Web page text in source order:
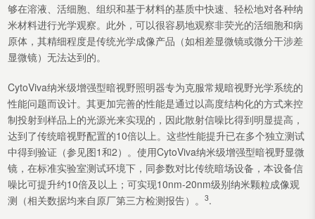
够在溶液、活细胞、组织和基于材料的基质中快速、轻松地对各种纳
米材料进行光学观察。此外，可以很容易地观察非荧光的活细胞和病
原体，其精细程度是传统光学成像产品（如相差显微镜或微分干涉差
显微镜）无法达到的。
CytoViva纳米级增强型暗视野照明器专为克服常规暗视野光学系统的
性能问题而设计。其更加完善的性能是通过以高度结构化的方式来控
制投射到样品上的光源光来实现的，因此散射信噪比得到明显提高，
达到了传统暗视野配置的10倍以上。这些性能提升已在多个独立测试
中得到验证（参见图1和2）。使用CytoViva纳米级增强型暗视野显微
镜，在标准实验室测试环境下，同参数对比传统暗场设备，本设备信
噪比可提升约10倍及以上；可实现10nm-20nm级别纳米颗粒成像观
测（相关数据均来自原厂第三方检测报告）。3.